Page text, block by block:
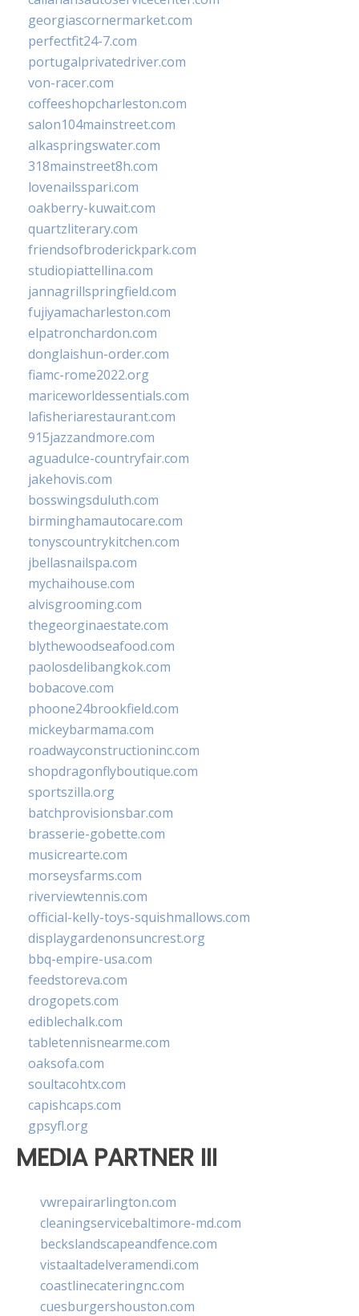
georgiascornermarket.com
perfectfit24-7.com
portugalprivatedriver.com
von-racer.com
coffeeshopcharleston.com
salon104mainstreet.com
alkaspringswater.com
318mainstreet8h.com
lovenailsspari.com
oakberry-kuwait.com
quartzliterary.com
friendsofbroderickpark.com
studiopiattellina.com
jannagrillspringfield.com
fujiyamacharleston.com
elpatronchardon.com
donglaishun-order.com
fiamc-rome2022.org
mariceworldessentials.com
lafisheriarestaurant.com
915jazzandmore.com
aguadulce-countryfair.com
jakehovis.com
bosswingsduluth.com
birminghamautocare.com
tonyscountrykitchen.com
jbellasnailspa.com
mychaihouse.com
alvisgrooming.com
thegeorginaestate.com
blythewoodseafood.com
paolosdelibangkok.com
bobacove.com
phoone24brookfield.com
mickeybarmama.com
roadwayconstructioninc.com
shopdragonflyboutique.com
sportszilla.org
batchprovisionsbar.com
brasserie-gobette.com
musicrearte.com
morseysfarms.com
riverviewtennis.com
official-kelly-toys-squishmallows.com
displaygardenonsuncrest.org
bbq-empire-usa.com
feedstoreva.com
drogopets.com
ediblechalk.com
tabletennisnearme.com
oaksofa.com
soultacohtx.com
capishcaps.com
gpsyfl.org
MEDIA PARTNER III
vwrepairarlington.com
cleaningservicebaltimore-md.com
beckslandscapeandfence.com
vistaaltadelveramendi.com
coastlinecateringnc.com
cuesburgershouston.com